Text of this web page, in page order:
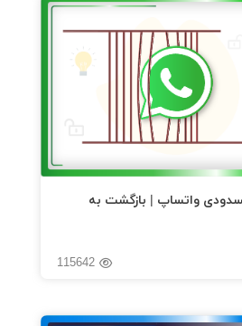
واتساپ | بازگشت به
115642